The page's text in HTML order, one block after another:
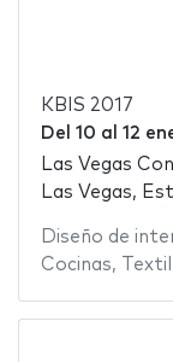
KBIS 2017
Del 10 al 12
Las Vegas
Las Vegas,
Diseño de
Cocinas,